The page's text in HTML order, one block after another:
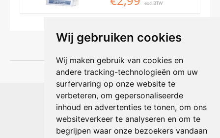
Wij gebruiken cookies
Wij maken gebruik van cookies en
andere tracking-technologieën om uw
surfervaring op onze website te
verbeteren, om gepersonaliseerde
inhoud en advertenties te tonen, om ons
websiteverkeer te analyseren en om te
begrijpen waar onze bezoekers vandaan
excl.BTW
Shophouse online
Max Planckstraat 4
6716 BE Ede, Nederland
Telefoon:+31(0)318 618 121
E-mail: info@shophouse.nl